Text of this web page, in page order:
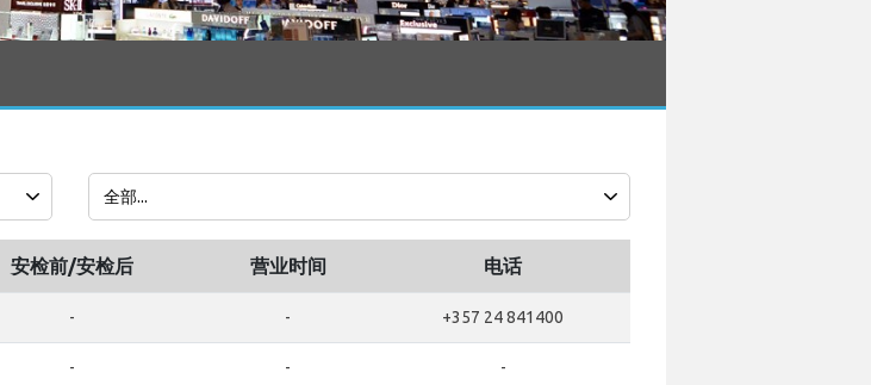
安检前/安检后 营业时间 电话
- - +357 24 841400
- - -